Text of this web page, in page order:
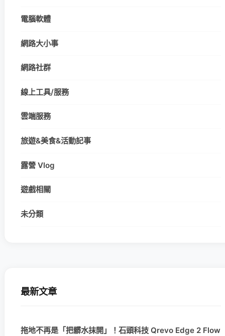
電腦軟體
網路大小事
網路社群
線上工具/服務
雲端服務
旅遊&美食&活動記事
露營 Vlog
遊戲相關
未分類
最新文章
拖地不再是「把髒水抹開」！石頭科技 Qrevo Edge 2 Flow